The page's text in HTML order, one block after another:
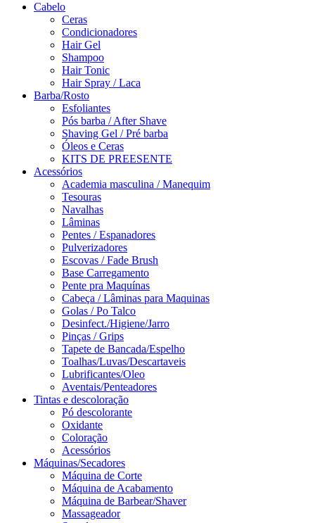
Cabelo
Ceras
Condicionadores
Hair Gel
Shampoo
Hair Tonic
Hair Spray / Laca
Barba/Rosto
Esfoliantes
Pós barba / After Shave
Shaving Gel / Pré barba
Óleos e Ceras
KITS DE PREESENTE
Acessórios
Academia masculina / Manequim
Tesouras
Navalhas
Lâminas
Pentes / Espanadores
Pulverizadores
Escovas / Fade Brush
Base Carregamento
Pente pra Maquínas
Cabeça / Lâminas para Maquinas
Golas / Po Talco
Desinfect./Higiene/Jarro
Pinças / Grips
Tapete de Bancada/Espelho
Toalhas/Luvas/Descartaveis
Lubrificantes/Oleo
Aventais/Penteadores
Tintas e descoloração
Pó descolorante
Oxidante
Coloração
Acessórios
Máquinas/Secadores
Máquina de Corte
Máquina de Acabamento
Máquina de Barbear/Shaver
Massageador